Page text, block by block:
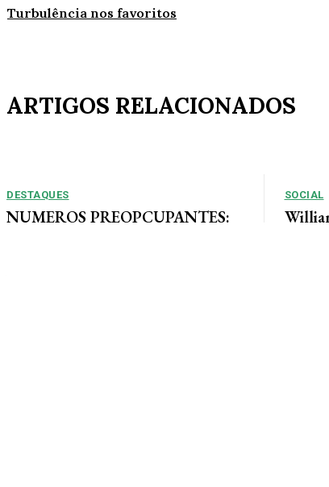
Turbulência nos favoritos
ARTIGOS RELACIONADOS
DESTAQUES
NUMEROS PREOPCUPANTES:
SOCIAL